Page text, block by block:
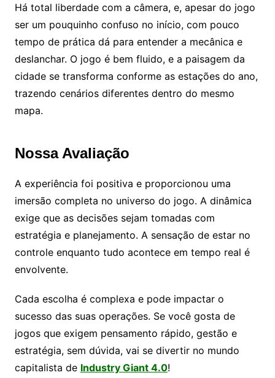
Há total liberdade com a câmera, e, apesar do jogo
ser um pouquinho confuso no início, com pouco
tempo de prática dá para entender a mecânica e
deslanchar. O jogo é bem fluido, e a paisagem da
cidade se transforma conforme as estações do ano,
trazendo cenários diferentes dentro do mesmo
mapa.
Nossa Avaliação
A experiência foi positiva e proporcionou uma
imersão completa no universo do jogo. A dinâmica
exige que as decisões sejam tomadas com
estratégia e planejamento. A sensação de estar no
controle enquanto tudo acontece em tempo real é
envolvente.
Cada escolha é complexa e pode impactar o
sucesso das suas operações. Se você gosta de
jogos que exigem pensamento rápido, gestão e
estratégia, sem dúvida, vai se divertir no mundo
capitalista de Industry Giant 4.0!